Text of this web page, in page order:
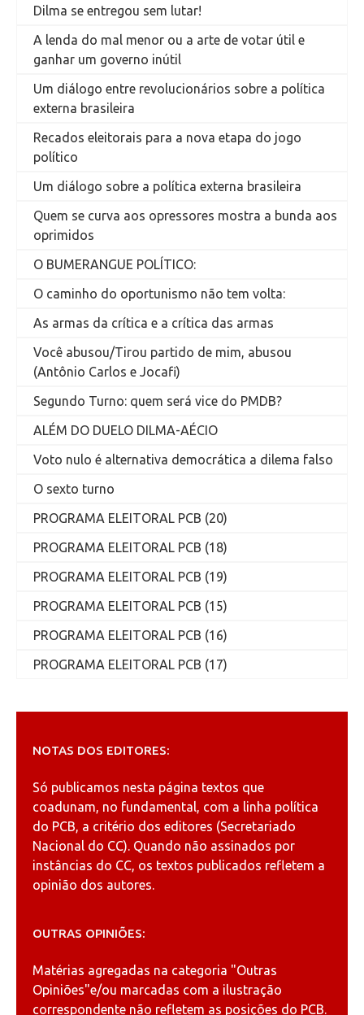
Dilma se entregou sem lutar!
A lenda do mal menor ou a arte de votar útil e
ganhar um governo inútil
Um diálogo entre revolucionários sobre a política
externa brasileira
Recados eleitorais para a nova etapa do jogo
político
Um diálogo sobre a política externa brasileira
Quem se curva aos opressores mostra a bunda aos
oprimidos
O BUMERANGUE POLÍTICO:
O caminho do oportunismo não tem volta:
As armas da crítica e a crítica das armas
Você abusou/Tirou partido de mim, abusou
(Antônio Carlos e Jocafi)
Segundo Turno: quem será vice do PMDB?
ALÉM DO DUELO DILMA-AÉCIO
Voto nulo é alternativa democrática a dilema falso
O sexto turno
PROGRAMA ELEITORAL PCB (20)
PROGRAMA ELEITORAL PCB (18)
PROGRAMA ELEITORAL PCB (19)
PROGRAMA ELEITORAL PCB (15)
PROGRAMA ELEITORAL PCB (16)
PROGRAMA ELEITORAL PCB (17)
NOTAS DOS EDITORES:
Só publicamos nesta página textos que
coadunam, no fundamental, com a linha política
do PCB, a critério dos editores (Secretariado
Nacional do CC). Quando não assinados por
instâncias do CC, os textos publicados refletem a
opinião dos autores.
OUTRAS OPINIÕES:
Matérias agregadas na categoria "Outras
Opiniões"e/ou marcadas com a ilustração
correspondente não refletem as posições do PCB.